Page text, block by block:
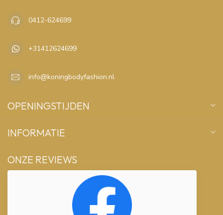
0412-624699
+31412624699
info@koningbodyfashion.nl
OPENINGSTIJDEN
INFORMATIE
ONZE REVIEWS